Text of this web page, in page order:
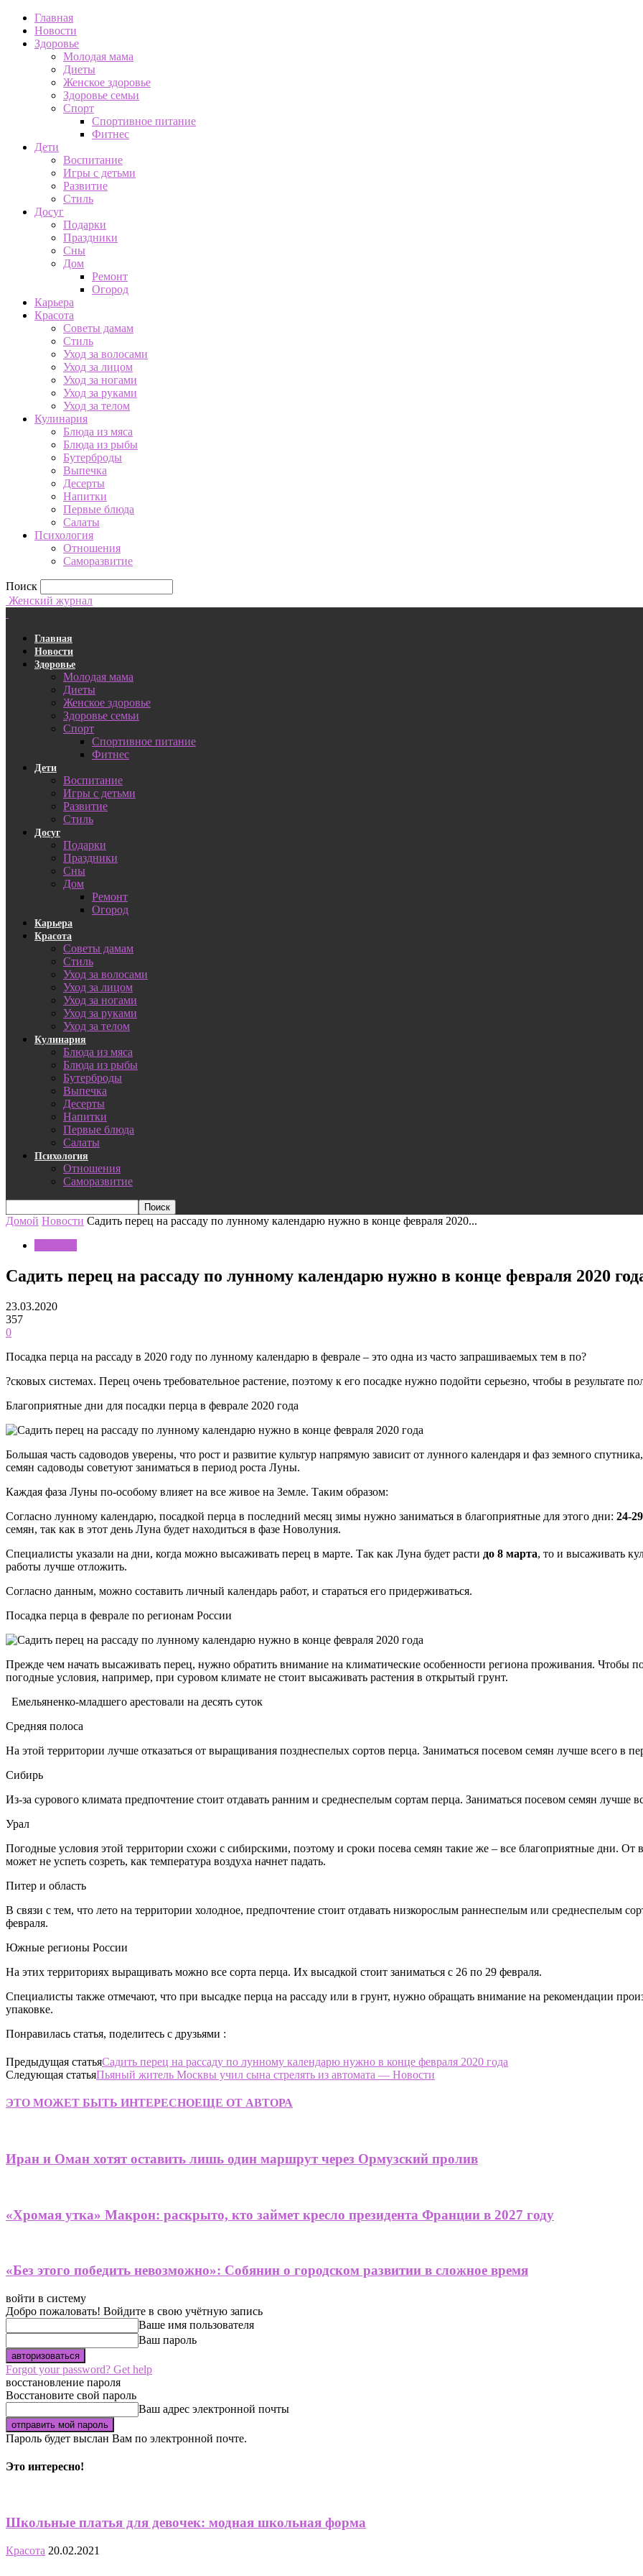
Главная
Новости
Здоровье
Молодая мама
Диеты
Женское здоровье
Здоровье семьи
Спорт
Спортивное питание
Фитнес
Дети
Воспитание
Игры с детьми
Развитие
Стиль
Досуг
Подарки
Праздники
Сны
Дом
Ремонт
Огород
Карьера
Красота
Советы дамам
Стиль
Уход за волосами
Уход за лицом
Уход за ногами
Уход за руками
Уход за телом
Кулинария
Блюда из мяса
Блюда из рыбы
Бутерброды
Выпечка
Десерты
Напитки
Первые блюда
Салаты
Психология
Отношения
Саморазвитие
Поиск
Женский журнал
Главная
Новости
Здоровье
Молодая мама
Диеты
Женское здоровье
Здоровье семьи
Спорт
Спортивное питание
Фитнес
Дети
Воспитание
Игры с детьми
Развитие
Стиль
Досуг
Подарки
Праздники
Сны
Дом
Ремонт
Огород
Карьера
Красота
Советы дамам
Стиль
Уход за волосами
Уход за лицом
Уход за ногами
Уход за руками
Уход за телом
Кулинария
Блюда из мяса
Блюда из рыбы
Бутерброды
Выпечка
Десерты
Напитки
Первые блюда
Салаты
Психология
Отношения
Саморазвитие
Домой Новости Садить перец на рассаду по лунному календарю нужно в конце февраля 2020...
Садить перец на рассаду по лунному календарю нужно в конце февраля 2020
23.03.2020
357
0
Посадка перца на рассаду в 2020 году по лунному календарю в феврале – это одна из часто запрашиваемых тем в по?
?сковых системах. Перец очень требовательное растение, поэтому к его посадке нужно подойти серьезно, чтобы в результате
Благоприятные дни для посадки перца в феврале 2020 года
Большая часть садоводов уверены, что рост и развитие культур напрямую зависит от лунного календаря и фаз земного
семян садоводы советуют заниматься в период роста Луны.
Каждая фаза Луны по-особому влияет на все живое на Земле. Таким образом:
Согласно лунному календарю, посадкой перца в последний месяц зимы нужно заниматься в благоприятные для этого дни: 24-
семян, так как в этот день Луна будет находиться в фазе Новолуния.
Специалисты указали на дни, когда можно высаживать перец в марте. Так как Луна будет расти до 8 марта, то и высаживать
работы лучше отложить.
Согласно данным, можно составить личный календарь работ, и стараться его придерживаться.
Посадка перца в феврале по регионам России
Прежде чем начать высаживать перец, нужно обратить внимание на климатические особенности региона проживания. Чтобы
погодные условия, например, при суровом климате не стоит высаживать растения в открытый грунт.
Емельяненко-младшего арестовали на десять суток
Средняя полоса
На этой территории лучше отказаться от выращивания позднеспелых сортов перца. Заниматься посевом семян лучше всего в
Сибирь
Из-за сурового климата предпочтение стоит отдавать ранним и среднеспелым сортам перца. Заниматься посевом семян лучше
Урал
Погодные условия этой территории схожи с сибирскими, поэтому и сроки посева семян такие же – все благоприятные дни. От
может не успеть созреть, как температура воздуха начнет падать.
Питер и область
В связи с тем, что лето на территории холодное, предпочтение стоит отдавать низкорослым раннеспелым или среднеспелым
февраля.
Южные регионы России
На этих территориях выращивать можно все сорта перца. Их высадкой стоит заниматься с 26 по 29 февраля.
Специалисты также отмечают, что при высадке перца на рассаду или в грунт, нужно обращать внимание на рекомендации
упаковке.
Понравилась статья, поделитесь с друзьями :
Предыдущая статьяСадить перец на рассаду по лунному календарю нужно в конце февраля 2020 года
Следующая статьяПьяный житель Москвы учил сына стрелять из автомата — Новости
ЭТО МОЖЕТ БЫТЬ ИНТЕРЕСНОЕЩЕ ОТ АВТОРА
Иран и Оман хотят оставить лишь один маршрут через Ормузский пролив
«Хромая утка» Макрон: раскрыто, кто займет кресло президента Франции в 2027 году
«Без этого победить невозможно»: Собянин о городском развитии в сложное время
войти в систему
Добро пожаловать! Войдите в свою учётную запись
Ваше имя пользователя
Ваш пароль
Forgot your password? Get help
восстановление пароля
Восстановите свой пароль
Ваш адрес электронной почты
Пароль будет выслан Вам по электронной почте.
Это интересно!
Школьные платья для девочек: модная школьная форма
Красота 20.02.2021